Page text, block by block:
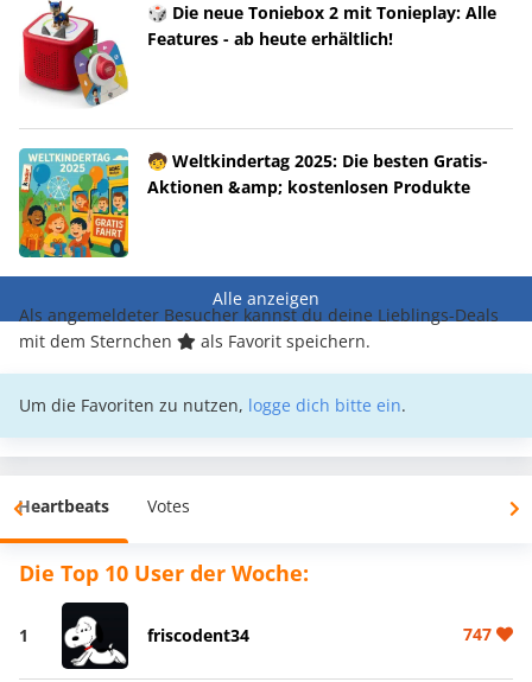
🎲 Die neue Toniebox 2 mit Tonieplay: Alle
Features - ab heute erhältlich!
🧒 Weltkindertag 2025: Die besten Gratis-
Aktionen &amp; kostenlosen Produkte
Alle anzeigen
Als angemeldeter Besucher kannst du deine Lieblings-Deals
mit dem Sternchen
als Favorit speichern.
Um die Favoriten zu nutzen, logge dich bitte ein.
Heartbeats Votes
Die Top 10 User der Woche:
1 friscodent34 747